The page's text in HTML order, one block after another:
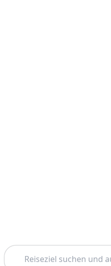
Suchen